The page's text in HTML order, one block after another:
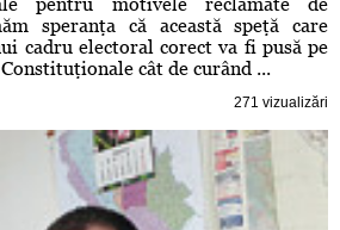
pentru motivele reclamate de
speranţa că această speţă care
cadru electoral corect va fi pusă pe
cât de curând ...
271 vizualizări